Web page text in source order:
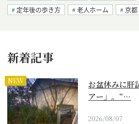
定年後の歩き方
老人ホーム 京都
新着記事
NEW
お盆休みに肝
アー」。“…
2026/08/07